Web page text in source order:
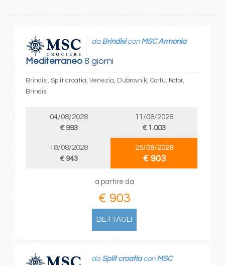
Mediterraneo8 giorni
da Brindisicon MSC Armonia
Brindisi, Split croatia, Venezia, Dubrovnik, Corfu, Kotor,
Brindisi
04/08/2028
€ 993
11/08/2028
€ 1.003
18/08/2028
€ 943
25/08/2028
€ 903
a partire da
€ 903
DETTAGLI
da Split croatiacon MSC